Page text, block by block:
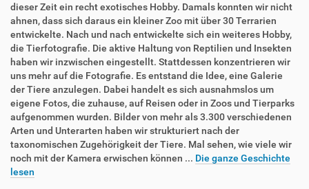
dieser Zeit ein recht exotisches Hobby. Damals konnten wir nicht
ahnen, dass sich daraus ein kleiner Zoo mit über 30 Terrarien
entwickelte. Nach und nach entwickelte sich ein weiteres Hobby,
die Tierfotografie. Die aktive Haltung von Reptilien und Insekten
haben wir inzwischen eingestellt. Stattdessen konzentrieren wir
uns mehr auf die Fotografie. Es entstand die Idee, eine Galerie
der Tiere anzulegen. Dabei handelt es sich ausnahmslos um
eigene Fotos, die zuhause, auf Reisen oder in Zoos und Tierparks
aufgenommen wurden. Bilder von mehr als 3.300 verschiedenen
Arten und Unterarten haben wir strukturiert nach der
taxonomischen Zugehörigkeit der Tiere. Mal sehen, wie viele wir
noch mit der Kamera erwischen können ... Die ganze Geschichte
lesen